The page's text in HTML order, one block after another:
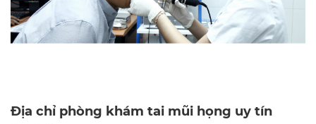
Địa chỉ phòng khám tai mũi họng uy tín